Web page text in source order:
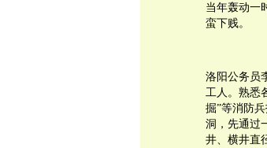
当年轰动一
蛮下贱。
洛阳公务员
工人。熟悉
掘”等消防
洞，先通过
井、横井直